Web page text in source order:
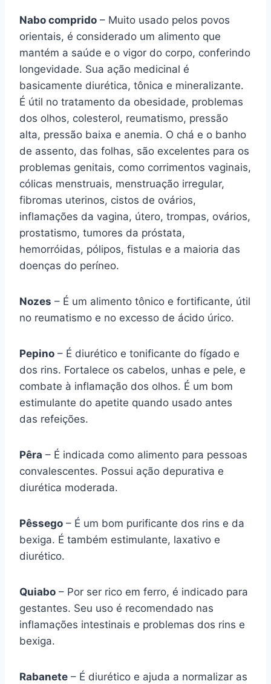
Nabo comprido – Muito usado pelos povos
orientais, é considerado um alimento que
mantém a saúde e o vigor do corpo, conferindo
longevidade. Sua ação medicinal é
basicamente diurética, tônica e mineralizante.
É útil no tratamento da obesidade, problemas
dos olhos, colesterol, reumatismo, pressão
alta, pressão baixa e anemia. O chá e o banho
de assento, das folhas, são excelentes para os
problemas genitais, como corrimentos vaginais,
cólicas menstruais, menstruação irregular,
fibromas uterinos, cistos de ovários,
inflamações da vagina, útero, trompas, ovários,
prostatismo, tumores da próstata,
hemorróidas, pólipos, fistulas e a maioria das
doenças do períneo.
Nozes – É um alimento tônico e fortificante, útil
no reumatismo e no excesso de ácido úrico.
Pepino – É diurético e tonificante do fígado e
dos rins. Fortalece os cabelos, unhas e pele, e
combate à inflamação dos olhos. É um bom
estimulante do apetite quando usado antes
das refeições.
Pêra – É indicada como alimento para pessoas
convalescentes. Possui ação depurativa e
diurética moderada.
Pêssego – É um bom purificante dos rins e da
bexiga. É também estimulante, laxativo e
diurético.
Quiabo – Por ser rico em ferro, é indicado para
gestantes. Seu uso é recomendado nas
inflamações intestinais e problemas dos rins e
bexiga.
Rabanete – É diurético e ajuda a normalizar as